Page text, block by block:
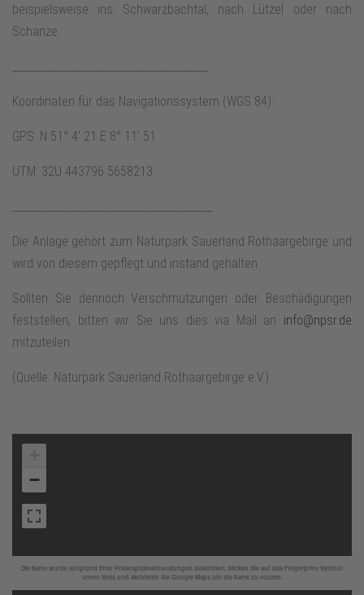
beispielsweise ins Schwarzbachtal, nach Lützel oder nach
Schanze.
Koordinaten für das Navigationssystem (WGS 84):
GPS: N 51° 4' 21 E 8° 11' 51
UTM: 32U 443796 5658213
Die Anlage gehört zum Naturpark Sauerland Rothaargebirge und
wird von diesem gepflegt und instand gehalten.
Sollten Sie dennoch Verschmutzungen oder Beschädigungen
feststellen, bitten wir Sie uns dies via Mail an info@npsr.de
mitzuteilen.
(Quelle: Naturpark Sauerland Rothaargebirge e.V.)
Die Karte wurde aufgrund Ihrer Privatsphäreeinstellungen deaktiviert, klicken Sie auf das Fingerprint Symbol
unten links und aktivieren Sie Google Maps um die Karte zu nutzen.
−